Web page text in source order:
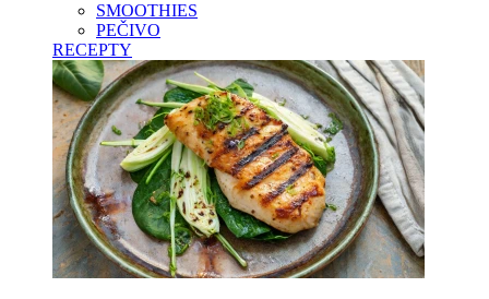
SMOOTHIES
PEČIVO
RECEPTY